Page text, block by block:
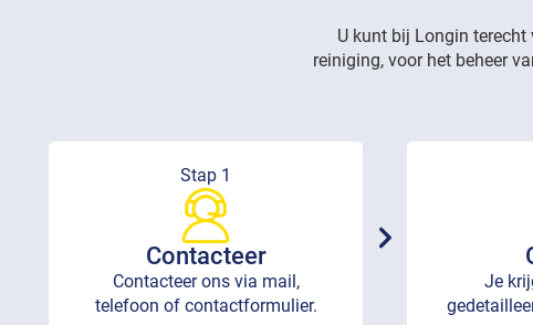
U kunt bij Longin
reiniging, voor het beheer
Stap 1
Contacteer
Contacteer ons via mail,
telefoon of contactformulier.
Je